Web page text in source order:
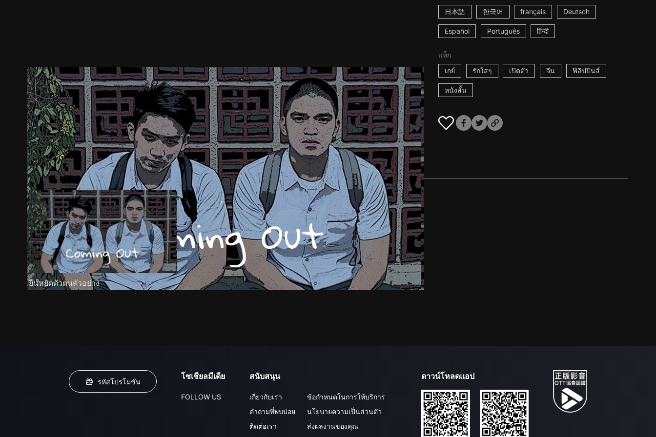
日本語 한국어 français Deutsch
Español Português हिन्दी
แท็ก
เกย์
รักใสๆ เปิดตัว จีน ฟิลิปปินส์
หนังสั้น
ตัวอย่าง ภาพนิ่ง เนื้อหาที่แนะนำ รายละเอียด
ยืนหยัดตัวตนตัวอย่าง
รหัสโปรโมชั่น
โซเชียลมีเดีย
FOLLOW US
สนับสนุน
เกี่ยวกับเรา
คำถามที่พบบ่อย
ติดต่อเรา
ข้อกำหนดในการให้บริการ
นโยบายความเป็นส่วนตัว
ส่งผลงานของคุณ
ดาวน์โหลดแอป